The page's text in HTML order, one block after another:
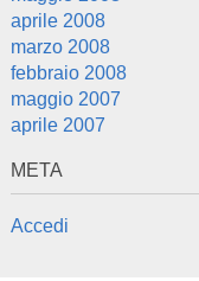
aprile 2008
marzo 2008
febbraio 2008
maggio 2007
aprile 2007
META
Accedi